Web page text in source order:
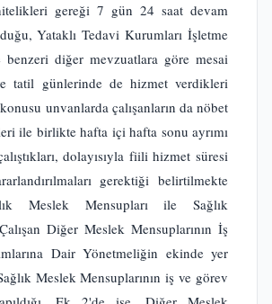
gereği 7 gün 24 saat devam
Yataklı Tedavi Kurumları İşletme
diğer mevzuatlara göre mesai
tatil günlerinde de hizmet verdikleri
unvanlarda çalışanların da nöbet
ile birlikte hafta içi hafta sonu ayrımı
dolayısıyla fiili hizmet süresi
gerektiği belirtilmekte
Meslek Mensupları ile Sağlık
Diğer Meslek Mensuplarının İş
Dair Yönetmeliğin ekinde yer
Meslek Mensuplarının iş ve görev